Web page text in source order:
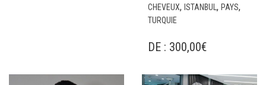
CHEVEUX, ISTANBUL , PAYS,
TURQUIE
DE : 300,00€